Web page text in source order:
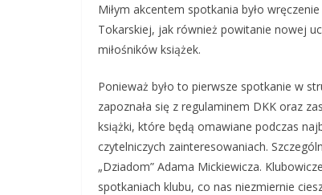
Miłym akcentem spotkania było
Tokarskiej, jak również powitanie nowej
miłośników książek.
Ponieważ było to pierwsze spotkanie w
zapoznała się z regulaminem DKK oraz
książki, które będą omawiane podczas
czytelniczych zainteresowaniach.
„Dziadom” Adama Mickiewicza.
spotkaniach klubu, co nas niezmiernie